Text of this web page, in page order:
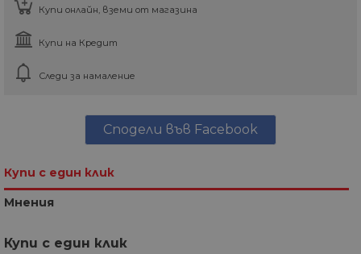
Купи онлайн, вземи от магазина
Купи на Кредит
Следи за намаление
Сподели във Facebook
Купи с един клик
Мнения
Купи с един клик